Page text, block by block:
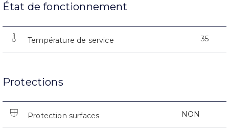
État de fonctionnement
Température de service 35
Protections
Protection surfaces NON